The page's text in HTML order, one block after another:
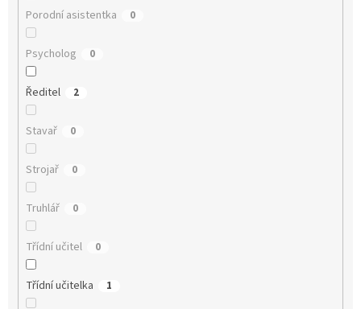
Porodní asistentka 0
Psycholog 0
Ředitel 2
Stavař 0
Strojař 0
Truhlář 0
Třídní učitel 0
Třídní učitelka 1